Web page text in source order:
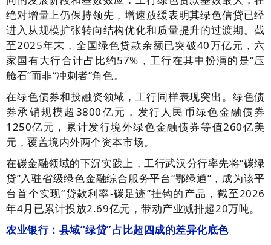
绝对增量上仍保持领先，增速放缓表明其绿色信贷已经
进入从规模扩张转向结构优化和质量提升的过渡期。截
至2025年末，全国绿色贷款余额已突破40万亿元，六
家国有大行合计占比约57%，工行在其中扮演的是“压
舱石”而非“冲刺者”角色。
在绿色债券和投融资领域，工行同样表现突出。绿色债
券承销规模超3800亿元，发行人民币绿色金融债券
1250亿元，累计发行境外绿色金融债券等值260亿美
元，覆盖境内外两个资本市场。
在碳金融领域的下沉实践上，工行武汉分行率先将“碳绿
贷”入驻省级绿色金融综合服务平台“鄂绿通”，成为该平
台首个实现“贷款利率-碳足迹”挂钩的产品，截至2026
年4月已累计投放2.69亿元，带动产业减排超20万吨。
农业银行：县域“绿贷”占比超四成的差异化底色